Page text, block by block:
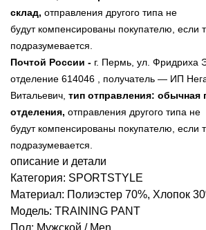
склад, отправления другого типа не
будут компенсированы покупателю, если
подразумевается.
Почтой России - г. Пермь, ул. Фридриха
отделение 614046
, получатель — ИП
Витальевич, тип отправления: обычная
отделения, отправления другого типа не
будут компенсированы покупателю, если
подразумевается.
описание и детали
Категория: SPORTSTYLE
Материал: Полиэстер 70%, Хлопок
Модель: TRAINING PANT
Пол: Мужской / Men